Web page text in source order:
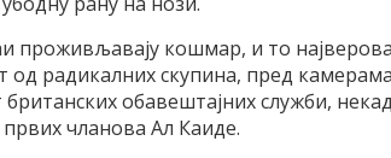
проживљавају кошмар, и то
од радикалних скупина, пред
британских обавештајних служби,
чланова Ал Каиде.